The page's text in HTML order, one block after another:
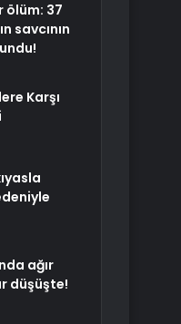
ölüm: 37
savcının
Karşı
ağır
düşüşte!